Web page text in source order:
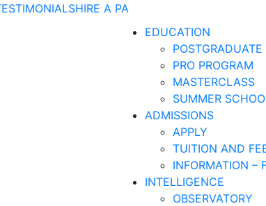
HIRE A PA
EDUCATION
POSTGRADUATE
PRO PROGRAM
MASTERCLASS
SUMMER
ADMISSIONS
APPLY
TUITION AND
INFORMATION –
INTELLIGENCE
OBSERVATORY